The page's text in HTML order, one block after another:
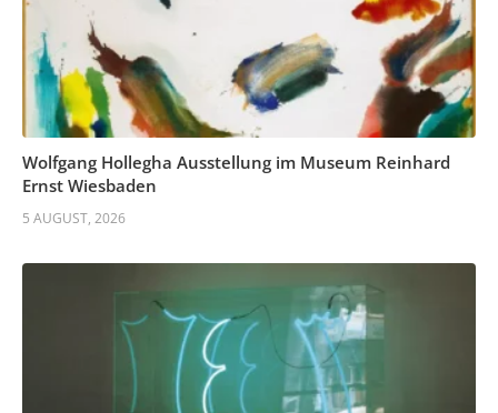
Wolfgang Hollegha Ausstellung im Museum Reinhard
Ernst Wiesbaden
5 AUGUST, 2026